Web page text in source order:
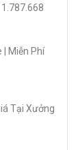
| Miễn Phí
Tại Xưởng